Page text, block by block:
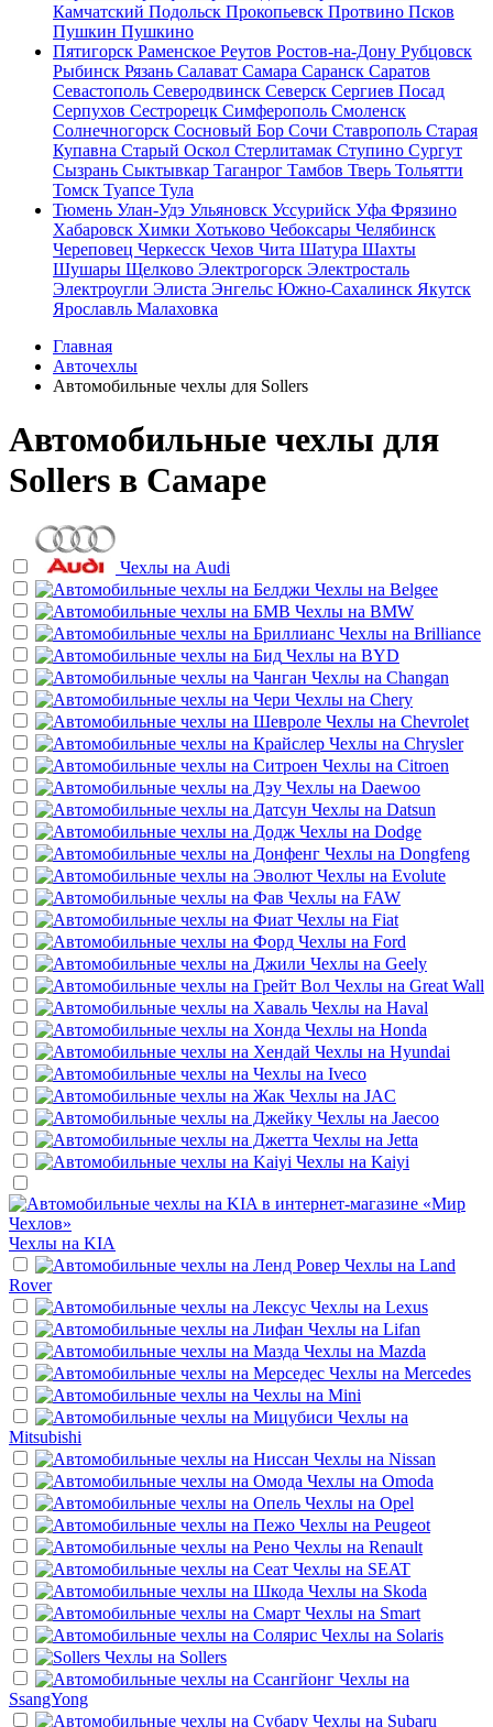
Камчатский Подольск Прокопьевск Протвино Псков
Пушкин Пушкино
Пятигорск Раменское Реутов Ростов-на-Дону Рубцовск
Рыбинск Рязань Салават Самара Саранск Саратов
Севастополь Северодвинск Северск Сергиев Посад
Серпухов Сестрорецк Симферополь Смоленск
Солнечногорск Сосновый Бор Сочи Ставрополь Старая
Купавна Старый Оскол Стерлитамак Ступино Сургут
Сызрань Сыктывкар Таганрог Тамбов Тверь Тольятти
Томск Туапсе Тула
Тюмень Улан-Удэ Ульяновск Уссурийск Уфа Фрязино
Хабаровск Химки Хотьково Чебоксары Челябинск
Череповец Черкесск Чехов Чита Шатура Шахты
Шушары Щелково Электрогорск Электросталь
Электроугли Элиста Энгельс Южно-Сахалинск Якутск
Ярославль Малаховка
Главная
Авточехлы
Автомобильные чехлы для Sollers
Автомобильные чехлы для
Sollers в Самаре
Чехлы на Audi
Чехлы на Belgee
Чехлы на BMW
Чехлы на Brilliance
Чехлы на BYD
Чехлы на Changan
Чехлы на Chery
Чехлы на Chevrolet
Чехлы на Chrysler
Чехлы на Citroen
Чехлы на Daewoo
Чехлы на Datsun
Чехлы на Dodge
Чехлы на Dongfeng
Чехлы на Evolute
Чехлы на FAW
Чехлы на Fiat
Чехлы на Ford
Чехлы на Geely
Чехлы на Great Wall
Чехлы на Haval
Чехлы на Honda
Чехлы на Hyundai
Чехлы на Iveco
Чехлы на JAC
Чехлы на Jaecoo
Чехлы на Jetta
Чехлы на Kaiyi
Чехлы на KIA
Чехлы на Land
Rover
Чехлы на Lexus
Чехлы на Lifan
Чехлы на Mazda
Чехлы на Mercedes
Чехлы на Mini
Чехлы на
Mitsubishi
Чехлы на Nissan
Чехлы на Omoda
Чехлы на Opel
Чехлы на Peugeot
Чехлы на Renault
Чехлы на SEAT
Чехлы на Skoda
Чехлы на Smart
Чехлы на Solaris
Чехлы на Sollers
Чехлы на
SsangYong
Чехлы на Subaru